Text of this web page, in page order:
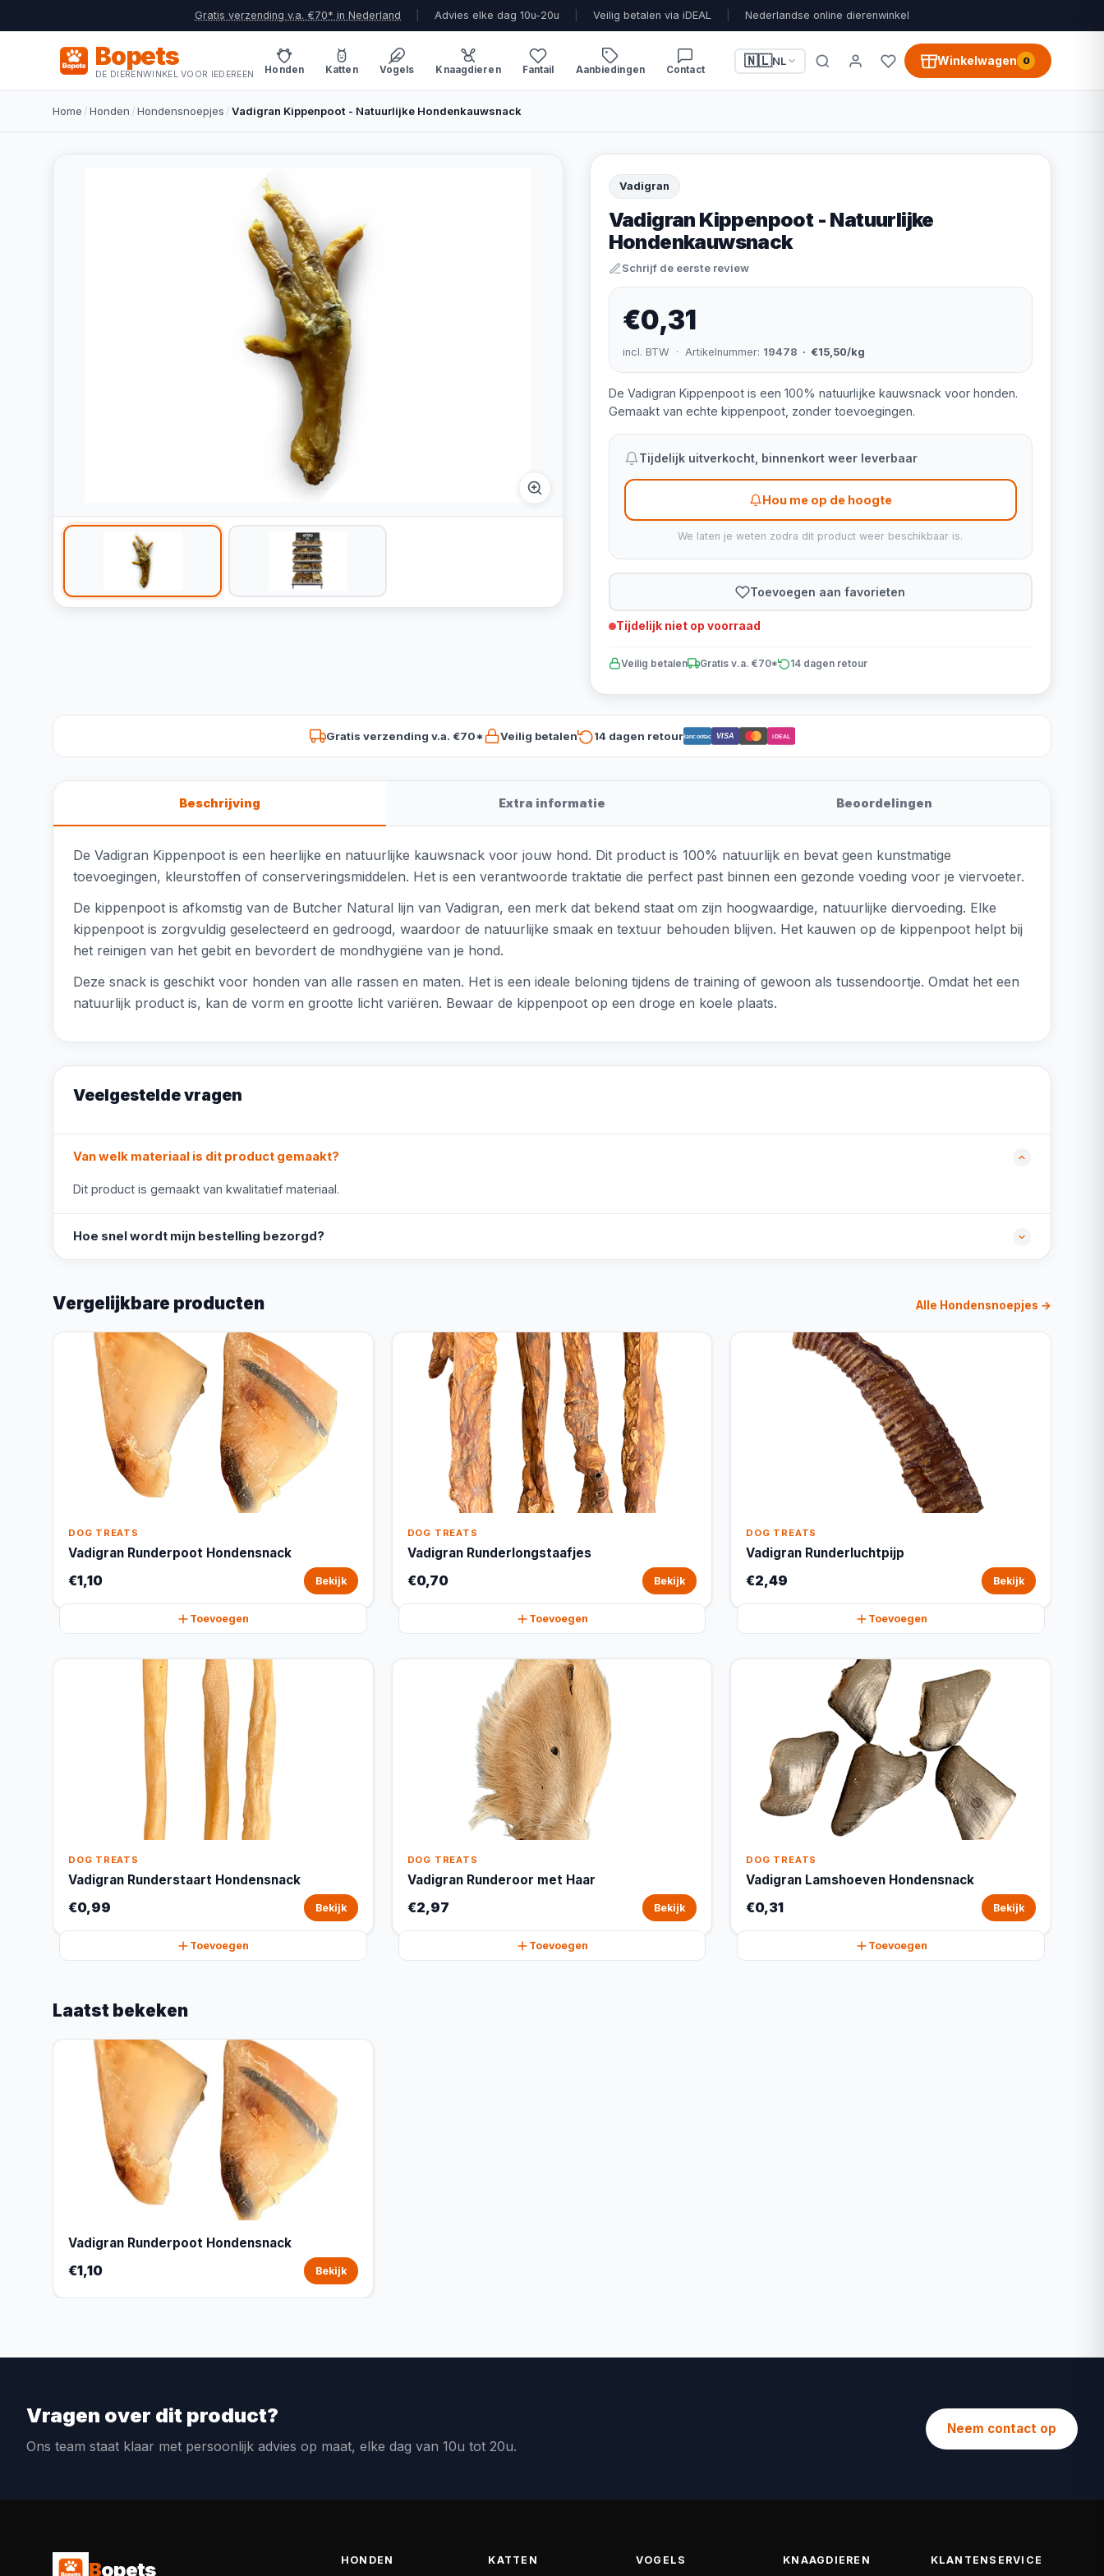
Gratis verzending v.a. €70* in Nederland Advies elke dag 10u-20u Veilig betalen via iDEAL Nederlandse online dierenwinkel
Bopets
DE DIERENWINKEL VOOR IEDEREEN Honden Katten Vogels Knaagdieren Fantail Aanbiedingen Contact
🇳🇱NL Winkelwagen 0
Home /Honden /Hondensnoepjes /Vadigran Kippenpoot - Natuurlijke Hondenkauwsnack
Vadigran
Vadigran Kippenpoot - Natuurlijke
Hondenkauwsnack
Schrijf de eerste review
€0,31
incl. BTW · Artikelnummer: 19478 · €15,50/kg
De Vadigran Kippenpoot is een 100% natuurlijke kauwsnack voor honden.
Gemaakt van echte kippenpoot, zonder toevoegingen.
Tijdelijk uitverkocht, binnenkort weer leverbaar
Hou me op de hoogte
We laten je weten zodra dit product weer beschikbaar is.
Toevoegen aan favorieten
Tijdelijk niet op voorraad
Veilig betalen Gratis v.a. €70* 14 dagen retour
Gratis verzending v.a. €70* Veilig betalen 14 dagen retourBancontact VISA iDEAL
Beschrijving Extra informatie Beoordelingen
De Vadigran Kippenpoot is een heerlijke en natuurlijke kauwsnack voor jouw hond. Dit product is 100% natuurlijk en bevat geen kunstmatige
toevoegingen, kleurstoffen of conserveringsmiddelen. Het is een verantwoorde traktatie die perfect past binnen een gezonde voeding voor je viervoeter.
De kippenpoot is afkomstig van de Butcher Natural lijn van Vadigran, een merk dat bekend staat om zijn hoogwaardige, natuurlijke diervoeding. Elke
kippenpoot is zorgvuldig geselecteerd en gedroogd, waardoor de natuurlijke smaak en textuur behouden blijven. Het kauwen op de kippenpoot helpt bij
het reinigen van het gebit en bevordert de mondhygiëne van je hond.
Deze snack is geschikt voor honden van alle rassen en maten. Het is een ideale beloning tijdens de training of gewoon als tussendoortje. Omdat het een
natuurlijk product is, kan de vorm en grootte licht variëren. Bewaar de kippenpoot op een droge en koele plaats.
Veelgestelde vragen
Van welk materiaal is dit product gemaakt?
Dit product is gemaakt van kwalitatief materiaal.
Hoe snel wordt mijn bestelling bezorgd?
Vergelijkbare producten Alle Hondensnoepjes →
DOG TREATS
Vadigran Runderpoot Hondensnack
€1,10 Bekijk
Toevoegen
DOG TREATS
Vadigran Runderlongstaafjes
€0,70 Bekijk
Toevoegen
DOG TREATS
Vadigran Runderluchtpijp
€2,49 Bekijk
Toevoegen
DOG TREATS
Vadigran Runderstaart Hondensnack
€0,99 Bekijk
Toevoegen
DOG TREATS
Vadigran Runderoor met Haar
€2,97 Bekijk
Toevoegen
DOG TREATS
Vadigran Lamshoeven Hondensnack
€0,31 Bekijk
Toevoegen
Laatst bekeken
Vadigran Runderpoot Hondensnack
€1,10 Bekijk
Vragen over dit product?
Ons team staat klaar met persoonlijk advies op maat, elke dag van 10u tot 20u.
Neem contact op
Bopets HONDEN KATTEN VOGELS KNAAGDIEREN KLANTENSERVICE